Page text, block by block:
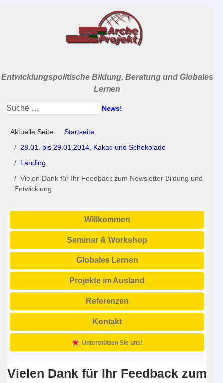
Entwicklungspolitische Bildung, Beratung und Globales
Lernen
News!
Aktuelle Seite:
Startseite
28.01. bis 29.01.2014, Kakao und Schokolade
Landing
Vielen Dank für Ihr Feedback zum Newsletter Bildung und
Entwicklung
Willkommen
Seminar & Workshop
Globales Lernen
Projekte im Ausland
Referenzen
Kontakt
Unterstützen Sie uns!
Vielen Dank für Ihr Feedback zum